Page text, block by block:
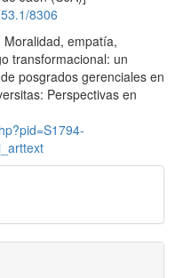
8306
empatía,
transformacional: un
posgrados gerenciales en
Perspectivas en